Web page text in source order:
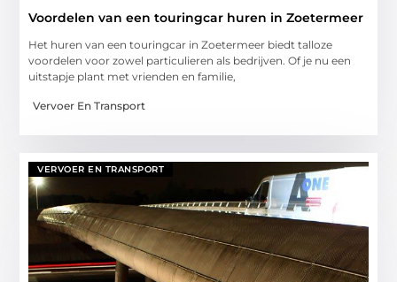
Voordelen van een touringcar huren in Zoetermeer
Het huren van een touringcar in Zoetermeer biedt talloze
voordelen voor zowel particulieren als bedrijven. Of je nu een
uitstapje plant met vrienden en familie,
Vervoer En Transport
VERVOER EN TRANSPORT